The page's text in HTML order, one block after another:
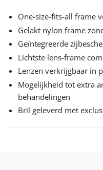
One-size-fits-all frame
Gelakt nylon frame
Geïntegreerde
Lichtste lens-frame
Lenzen verkrijgbaar in
Mogelijkheid tot extra
behandelingen
Bril geleverd met